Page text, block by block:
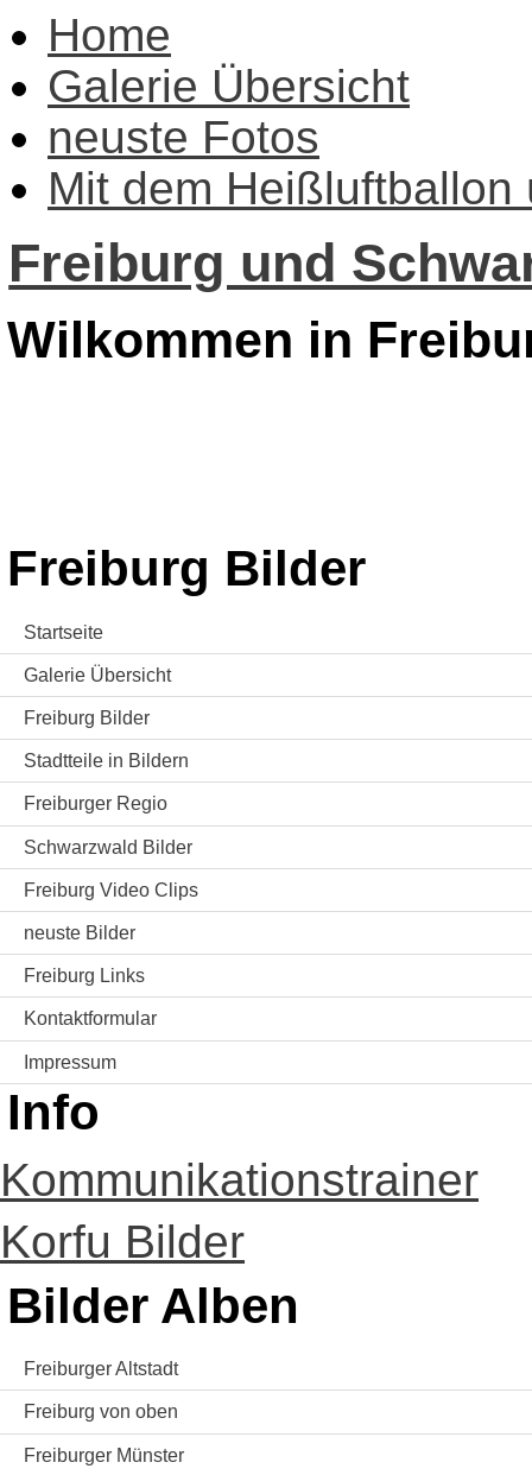
Home
Galerie Übersicht
neuste Fotos
Mit dem Heißluftballon
Freiburg und
Wilkommen in
Freiburg Bilder
Startseite
Galerie Übersicht
Freiburg Bilder
Stadtteile in Bildern
Freiburger Regio
Schwarzwald Bilder
Freiburg Video Clips
neuste Bilder
Freiburg Links
Kontaktformular
Impressum
Info
Kommunikationstrainer
Korfu Bilder
Bilder Alben
Freiburger Altstadt
Freiburg von oben
Freiburger Münster